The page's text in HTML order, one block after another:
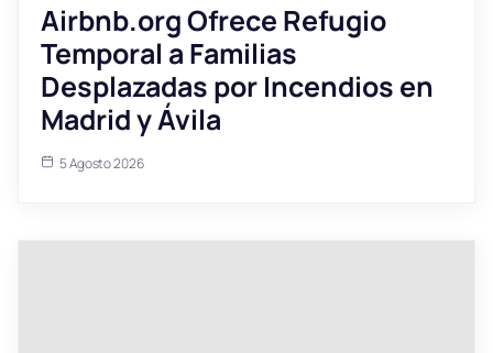
Airbnb.org Ofrece Refugio
Temporal a Familias
Desplazadas por Incendios en
Madrid y Ávila
5 Agosto 2026